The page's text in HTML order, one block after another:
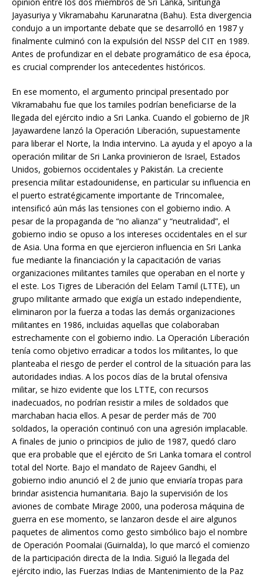
Jayasuriya y Vikramabahu Karunaratna (Bahu). Esta divergencia
condujo a un importante debate que se desarrolló en 1987 y
finalmente culminó con la expulsión del NSSP del CIT en 1989.
Antes de profundizar en el debate programático de esa época,
es crucial comprender los antecedentes históricos.
En ese momento, el argumento principal presentado por
Vikramabahu fue que los tamiles podrían beneficiarse de la
llegada del ejército indio a Sri Lanka. Cuando el gobierno de JR
Jayawardene lanzó la Operación Liberación, supuestamente
para liberar el Norte, la India intervino. La ayuda y el apoyo a la
operación militar de Sri Lanka provinieron de Israel, Estados
Unidos, gobiernos occidentales y Pakistán. La creciente
presencia militar estadounidense, en particular su influencia en
el puerto estratégicamente importante de Trincomalee,
intensificó aún más las tensiones con el gobierno indio. A
pesar de la propaganda de “no alianza” y “neutralidad”, el
gobierno indio se opuso a los intereses occidentales en el sur
de Asia. Una forma en que ejercieron influencia en Sri Lanka
fue mediante la financiación y la capacitación de varias
organizaciones militantes tamiles que operaban en el norte y
el este. Los Tigres de Liberación del Eelam Tamil (LTTE), un
grupo militante armado que exigía un estado independiente,
eliminaron por la fuerza a todas las demás organizaciones
militantes en 1986, incluidas aquellas que colaboraban
estrechamente con el gobierno indio. La Operación Liberación
tenía como objetivo erradicar a todos los militantes, lo que
planteaba el riesgo de perder el control de la situación para las
autoridades indias. A los pocos días de la brutal ofensiva
militar, se hizo evidente que los LTTE, con recursos
inadecuados, no podrían resistir a miles de soldados que
marchaban hacia ellos. A pesar de perder más de 700
soldados, la operación continuó con una agresión implacable.
A finales de junio o principios de julio de 1987, quedó claro
que era probable que el ejército de Sri Lanka tomara el control
total del Norte. Bajo el mandato de Rajeev Gandhi, el
gobierno indio anunció el 2 de junio que enviaría tropas para
brindar asistencia humanitaria. Bajo la supervisión de los
aviones de combate Mirage 2000, una poderosa máquina de
guerra en ese momento, se lanzaron desde el aire algunos
paquetes de alimentos como gesto simbólico bajo el nombre
de Operación Poomalai (Guirnalda), lo que marcó el comienzo
de la participación directa de la India. Siguió la llegada del
ejército indio, las Fuerzas Indias de Mantenimiento de la Paz